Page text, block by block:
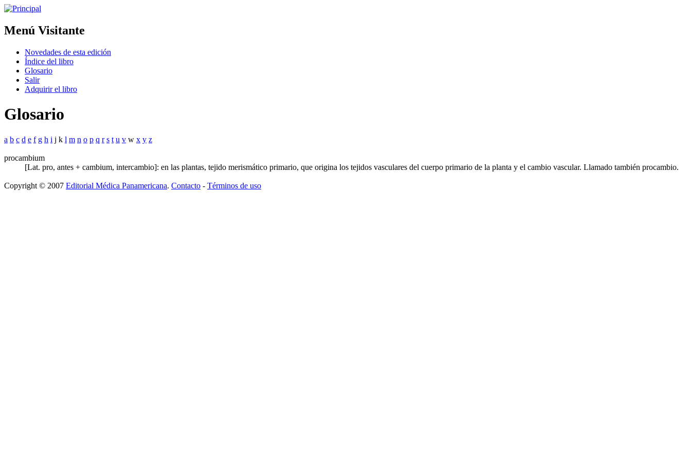
Menú Visitante
Novedades de esta edición
Índice del libro
Glosario
Salir
Adquirir el libro
Glosario
a b c d e f g h i j k l m n o p q r s t u v w x y z
procambium
[Lat. pro, antes + cambium, intercambio]: en las plantas, tejido merismático primario, que origina los tejidos vasculares del cuerpo primario de la planta y el cambio vascular. Llamado también procambio.
Copyright © 2007 Editorial Médica Panamericana. Contacto - Términos de uso